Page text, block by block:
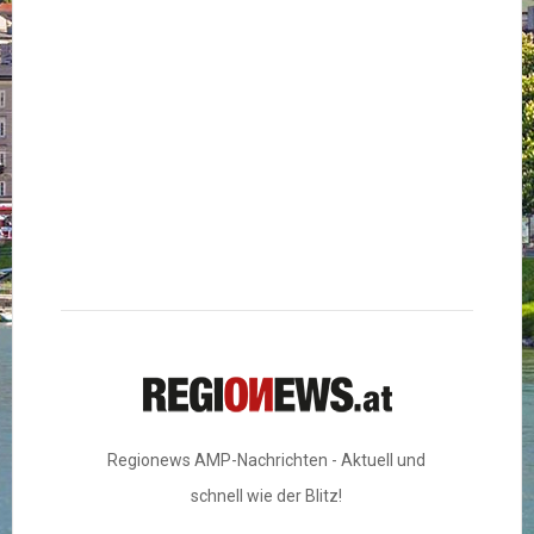
Regionews AMP-Nachrichten - Aktuell und
schnell wie der Blitz!